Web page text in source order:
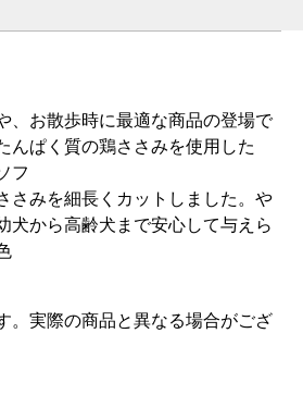
、お散歩時に最適な商品の登場で
んぱく質の鶏ささみを使用した
フ
さみを細長くカットしました。や
犬から高齢犬まで安心して与えら
。実際の商品と異なる場合がござ